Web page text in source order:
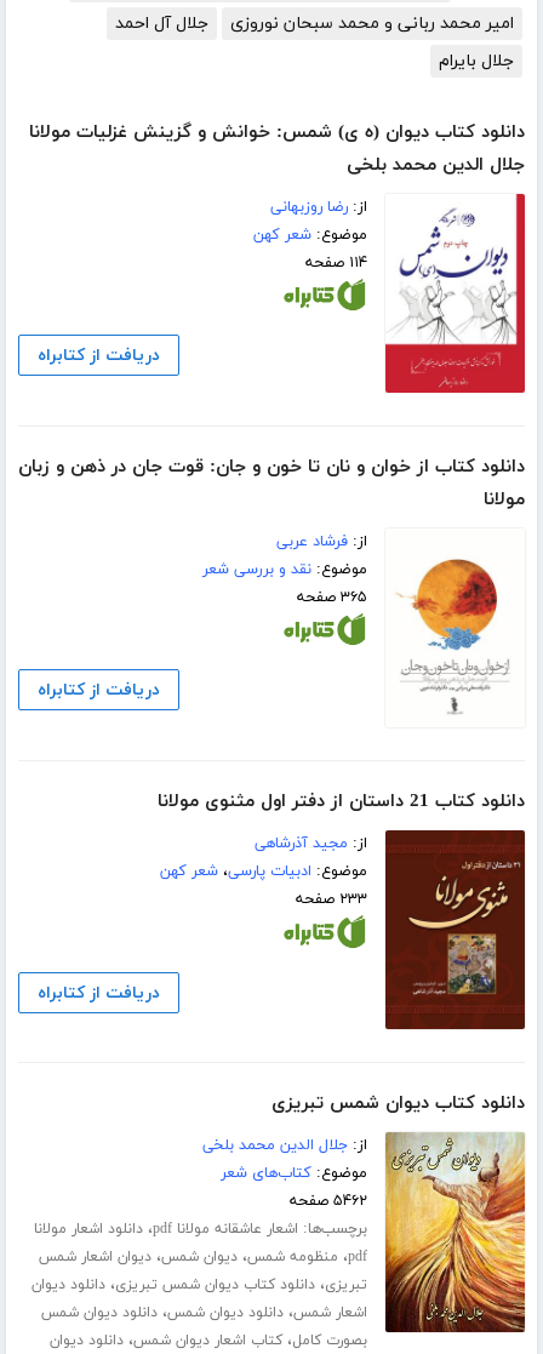
امیر محمد ربانی و محمد سبحان نوروزی
جلال آل احمد
جلال بایرام
دانلود کتاب دیوان (ه ی) شمس: خوانش و گزینش غزلیات مولانا
جلال الدین محمد بلخی
از:رضا روزبهانی
موضوع:شعر کهن
۱۱۴ صفحه
دریافت از کتابراه
دانلود کتاب از خوان و نان تا خون و جان: قوت جان در ذهن و زبان
مولانا
از:فرشاد عربی
موضوع:نقد و بررسی شعر
۳۶۵ صفحه
دریافت از کتابراه
دانلود کتاب 21 داستان از دفتر اول مثنوی مولانا
از: مجید آذرشاهی
موضوع: ادبیات پارسی،شعر کهن
۲۳۳ صفحه
دریافت از کتابراه
دانلود کتاب دیوان شمس تبریزی
از:جلال الدین محمد بلخی
موضوع:کتاب‌های شعر
۵۴۶۲ صفحه
برچسب‌ها: اشعار عاشقانه مولانا pdf ،دانلود اشعار مولانا
pdf، منظومه شمس،دیوان شمس،دیوان اشعار شمس
تبریزی،دانلود کتاب دیوان شمس تبریزی،دانلود دیوان
اشعار شمس،دانلود دیوان شمس،دانلود دیوان شمس
بصورت کامل،کتاب اشعار دیوان شمس،دانلود دیوان